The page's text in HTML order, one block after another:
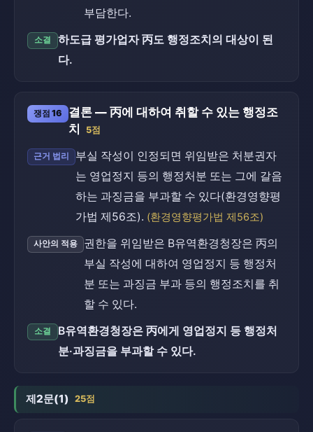
부담한다.
소결
하도급 평가업자 丙도 행정조치의 대상이 된
다.
쟁점 16
결론 — 丙에 대하여 취할 수 있는 행정조
치
5점
근거 법리
부실 작성이 인정되면 위임받은 처분권자
는 영업정지 등의 행정처분 또는 그에 갈음
하는 과징금을 부과할 수 있다(환경영향평
가법 제56조). (환경영향평가법 제56조)
사안의 적용
권한을 위임받은 B유역환경청장은 丙의
부실 작성에 대하여 영업정지 등 행정처
분 또는 과징금 부과 등의 행정조치를 취
할 수 있다.
소결
B유역환경청장은 丙에게 영업정지 등 행정처
분·과징금을 부과할 수 있다.
제2문(1) 25점